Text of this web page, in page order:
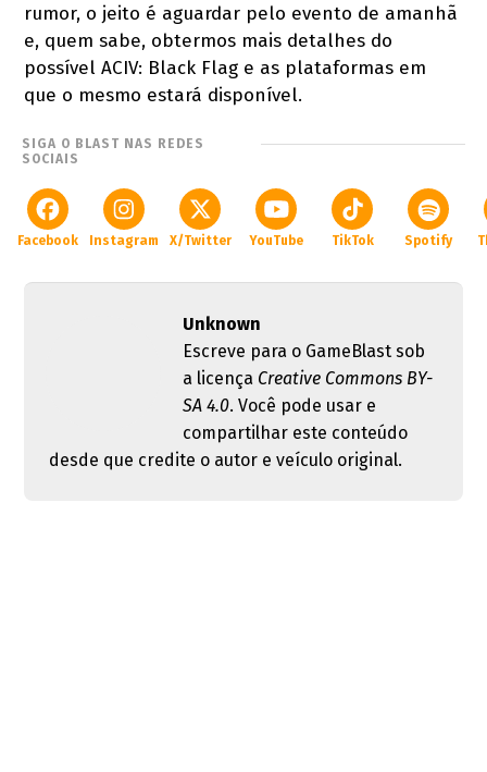
rumor, o jeito é aguardar pelo evento de amanhã
e, quem sabe, obtermos mais detalhes do
possível ACIV: Black Flag e as plataformas em
que o mesmo estará disponível.
SIGA O BLAST NAS REDES
SOCIAIS
Facebook Instagram X/Twitter YouTube TikTok Spotify
Unknown
Escreve para o GameBlast sob
a licença Creative Commons BY-
SA 4.0. Você pode usar e
compartilhar este conteúdo
desde que credite o autor e veículo original.